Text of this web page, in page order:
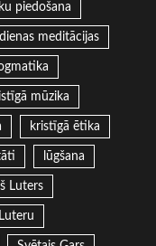
piedošana
meditācijas
mūzika
kristīgā ētika
lūgšana
Luters